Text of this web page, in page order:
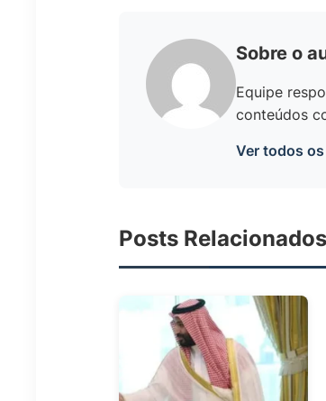
Sobre o
Equipe
conteúdos
Ver todos
Posts Relacionados